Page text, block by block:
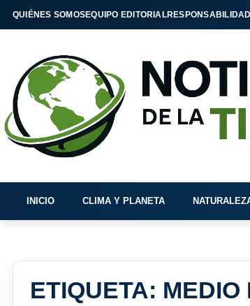
QUIÉNES SOMOSEQUIPO EDITORIAL
INICIO CLIMA Y PLANETA
ETIQUETA: MEDIO